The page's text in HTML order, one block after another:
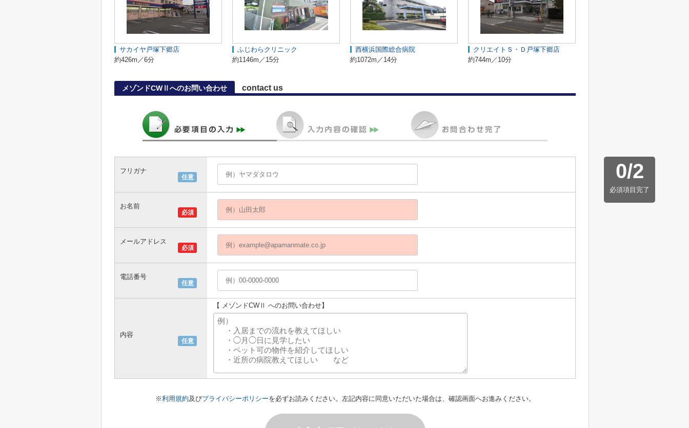
サカイヤ戸塚下郷店
約426m／6分
ふじわらクリニック
約1146m／15分
西横浜国際総合病院
約1072m／14分
クリエイトＳ・Ｄ戸塚下郷店
約744m／10分
メゾンドCWⅡへのお問い合わせ contact us
0/2
必須項目完了
任意
フリガナ
必須
お名前
必須
メールアドレス
任意
電話番号
任意
内容
【 メゾンドCWⅡ へのお問い合わせ】
※利用規約及びプライバシーポリシーを必ずお読みください。左記内容に同意いただいた場合は、確認画面へお進みください。